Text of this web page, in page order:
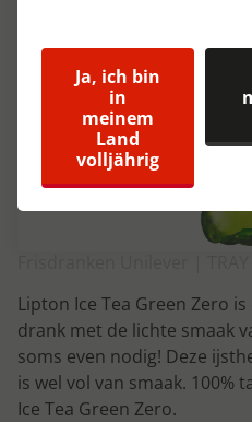
Lipton Ice Tea Green Zero
drank met de lichte smaak
soms even nodig! Deze
is wel vol van smaak. 100%
Ice Tea Green Zero.
Ja, ich bin
in
meinem
Land
volljährig